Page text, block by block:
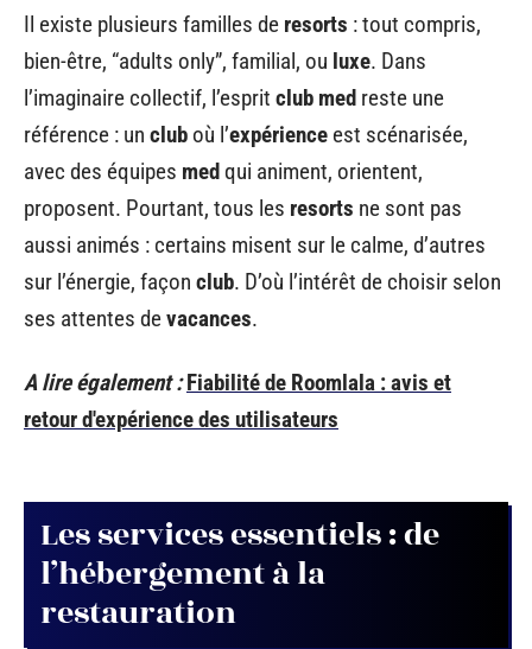
Il existe plusieurs familles de resorts : tout compris,
bien-être, “adults only”, familial, ou luxe. Dans
l’imaginaire collectif, l’esprit club med reste une
référence : un club où l’expérience est scénarisée,
avec des équipes medqui animent, orientent,
proposent. Pourtant, tous les resorts ne sont pas
aussi animés : certains misent sur le calme, d’autres
sur l’énergie, façon club. D’où l’intérêt de choisir selon
ses attentes devacances.
A lire également : Fiabilité de Roomlala : avis et
retour d'expérience des utilisateurs
Les services essentiels : de
l’hébergement à la
restauration